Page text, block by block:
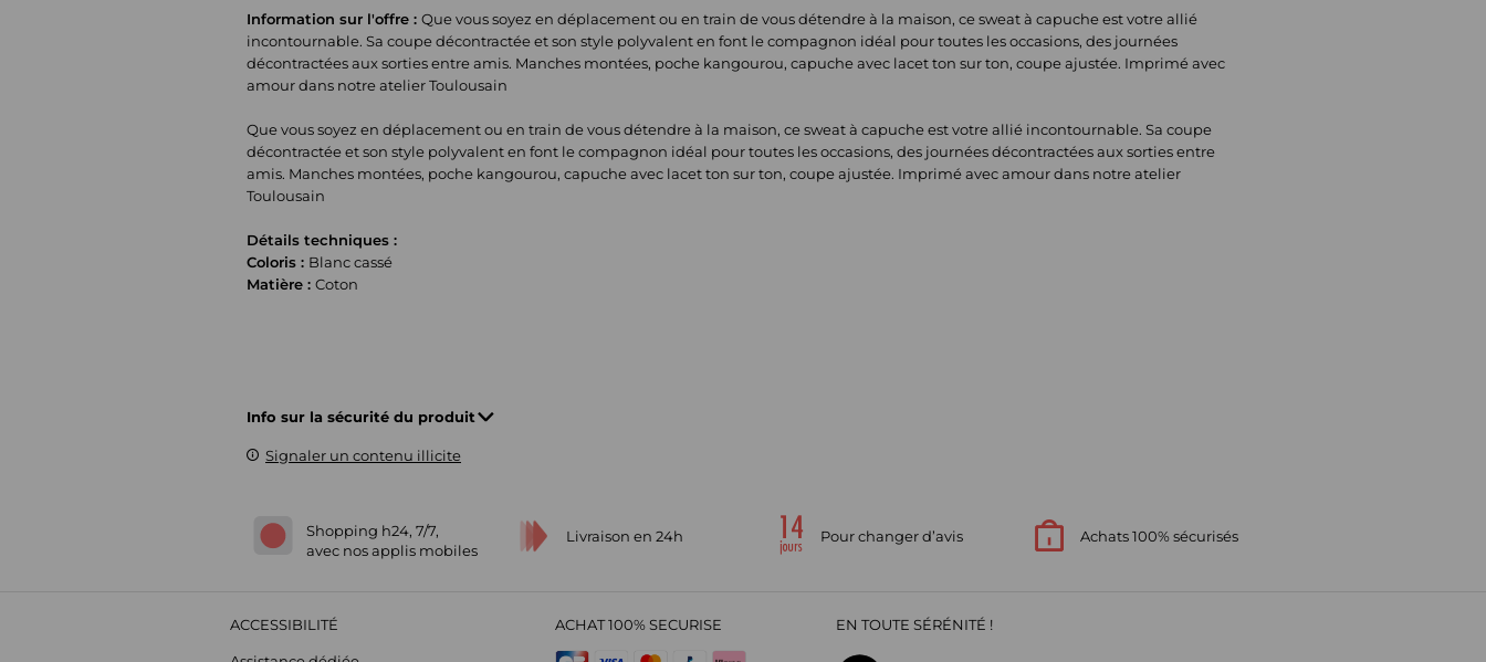
Information sur l'offre :Que vous soyez en déplacement ou en train de vous détendre à la maison, ce sweat à capuche est votre allié
incontournable. Sa coupe décontractée et son style polyvalent en font le compagnon idéal pour toutes les occasions, des journées
décontractées aux sorties entre amis. Manches montées, poche kangourou, capuche avec lacet ton sur ton, coupe ajustée. Imprimé avec
amour dans notre atelier Toulousain
Que vous soyez en déplacement ou en train de vous détendre à la maison, ce sweat à capuche est votre allié incontournable. Sa coupe
décontractée et son style polyvalent en font le compagnon idéal pour toutes les occasions, des journées décontractées aux sorties entre
amis. Manches montées, poche kangourou, capuche avec lacet ton sur ton, coupe ajustée. Imprimé avec amour dans notre atelier
Toulousain
Détails techniques :
Coloris : Blanc cassé
Matière :Coton
Info sur la sécurité du produit
Signaler un contenu illicite
Shopping h24, 7/7,
avec nos applis mobiles
Livraison en 24h Pour changer d’avis Achats 100% sécurisés
ACCESSIBILITÉ ACHAT 100% SECURISE EN TOUTE SÉRÉNITÉ !